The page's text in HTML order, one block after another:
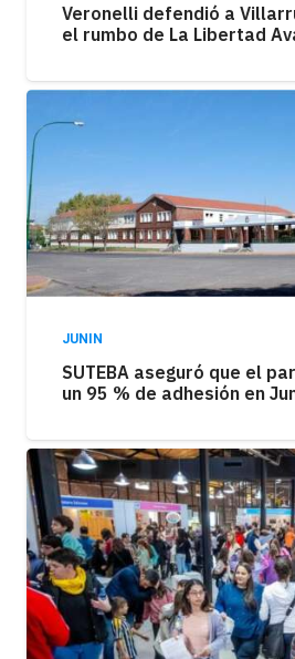
Veronelli defendió a
el rumbo de La Libertad
JUNIN
SUTEBA aseguró que el
un 95 % de adhesión en